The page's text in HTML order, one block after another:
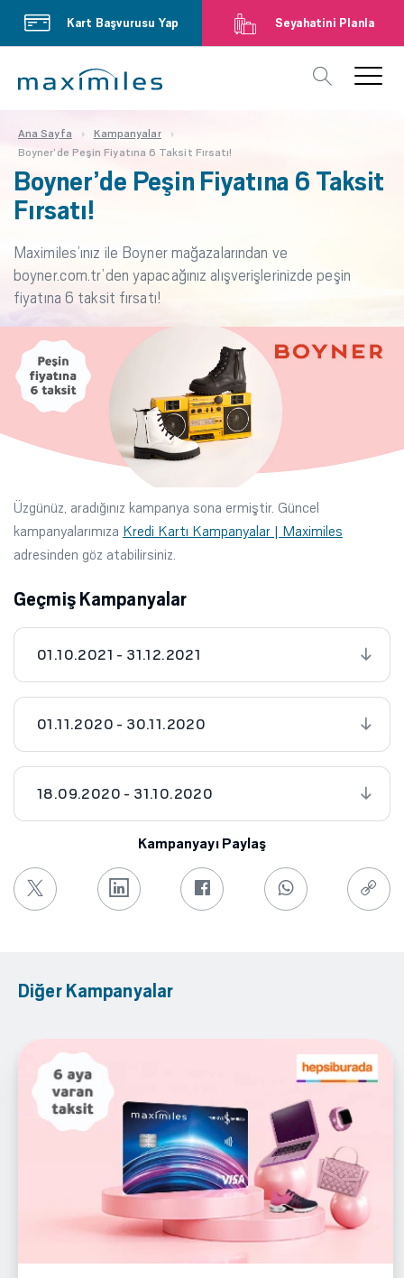
Kart Başvurusu Yap Seyahatini Planla
Ana Sayfa
Kampanyalar
Boyner’de Peşin Fiyatına 6 Taksit Fırsatı!
Boyner’de Peşin Fiyatına 6 Taksit
Fırsatı!
Maximiles’ınız ile Boyner mağazalarından ve
boyner.com.tr’den yapacağınız alışverişlerinizde peşin
fiyatına 6 taksit fırsatı!
Üzgünüz, aradığınız kampanya sona ermiştir. Güncel
kampanyalarımıza Kredi Kartı Kampanyalar | Maximiles
adresinden göz atabilirsiniz.
Geçmiş Kampanyalar
01.10.2021 - 31.12.2021
01.11.2020 - 30.11.2020
18.09.2020 - 31.10.2020
Kampanyayı Paylaş
Diğer Kampanyalar